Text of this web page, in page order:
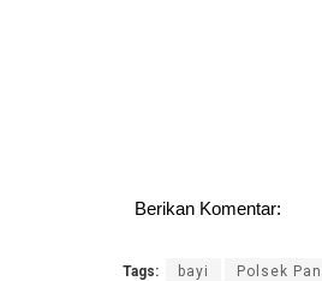
Berikan Komentar:
Tags: bayi Polsek